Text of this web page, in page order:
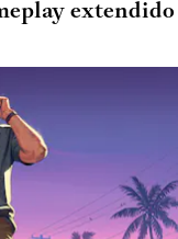
extendido